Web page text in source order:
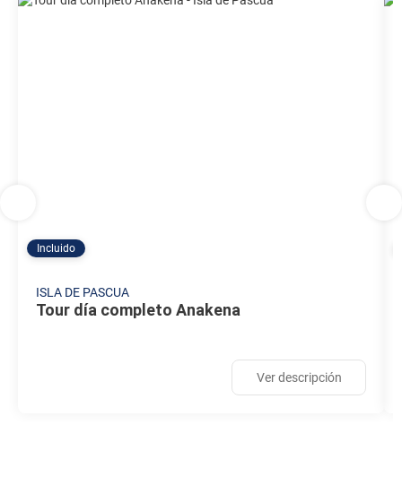
Incluido
ISLA DE PASCUA
Tour día completo Anakena
Ver descripción